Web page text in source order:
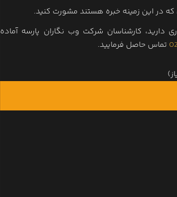
که در این زمینه خبره هستند مشورت کنید.
کارشناسان شرکت وب نگاران پارسه آماده
تماس حاصل فرمایید.